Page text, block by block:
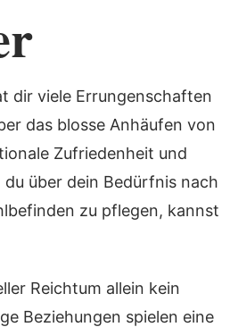
dir viele Errungenschaften
das blosse Anhäufen von
Zufriedenheit und
über dein Bedürfnis nach
zu pflegen, kannst
Reichtum allein kein
Beziehungen spielen eine